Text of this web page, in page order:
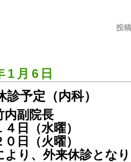
投
1月6日
診予定（内科）
副院長
日（水曜）
日（火曜）
り、外来休診とな